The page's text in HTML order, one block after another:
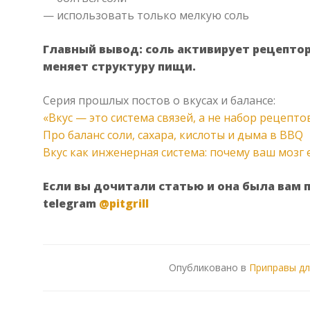
— использовать только мелкую соль
Главный вывод: соль активирует
меняет структуру пищи.
Серия прошлых постов о вкусах и балансе:
«Вкус — это система связей, а не набор
Про баланс соли, сахара, кислоты и дыма в BBQ
Вкус как инженерная система: почему ваш
Если вы дочитали статью и она была вам
telegram @pitgrill
Опубликовано в Приправы